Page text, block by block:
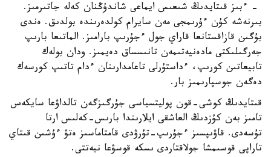
- ءبىز قىتايدىڭ شىعىس ايماعى شاندۇڭنان كەلە جاتىرمىز.
بىرنەشە كۇن ءۇرىمجى مەن سايرام كولدەرىندە بولدىق. ەندى
بۇگىن قازاقستانعا قاراي جول ءجۇرىپ بارامىز. الماتىعا بارىپ
جەرگىلىكتى مادەنيەتىمەن تانىسساق دەيمىز. ودان بولەك
تابيعاتىن كورىپ، ءداستۇرلى تاعامدارىنان ءدام تاتىپ كورسەك
دەگەن جوسپارىمىز بار.
قىتايدىڭ كوشى-قون پوليتسياسى جۇرگىزگەن تالداۋعا سايكەس
تامىز بەن كۇزدىڭ العاشقى ايلارىندا بارىس-كەلىس ارتا
تۇسەدى. قاۋىپسىز ءجۇرىپ-تۇرۋدى قامتاماسىز ەتۋ ءۇشىن قىتاي
تاراپى قوسىمشا جولاقتاردى ىسكە قوسۋعا نيەتتى.